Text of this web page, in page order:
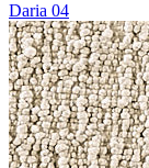
Daria 04